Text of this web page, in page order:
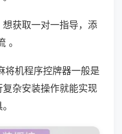
获取一对一指导，添
。
将机程序控牌器一般是
杂安装操作就能实现